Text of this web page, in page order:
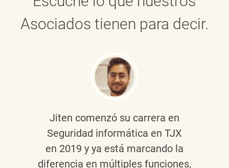
Asociados tienen para decir.
Jiten comenzó su carrera en
Seguridad informática en TJX
en 2019 y ya está marcando la
diferencia en múltiples funciones,